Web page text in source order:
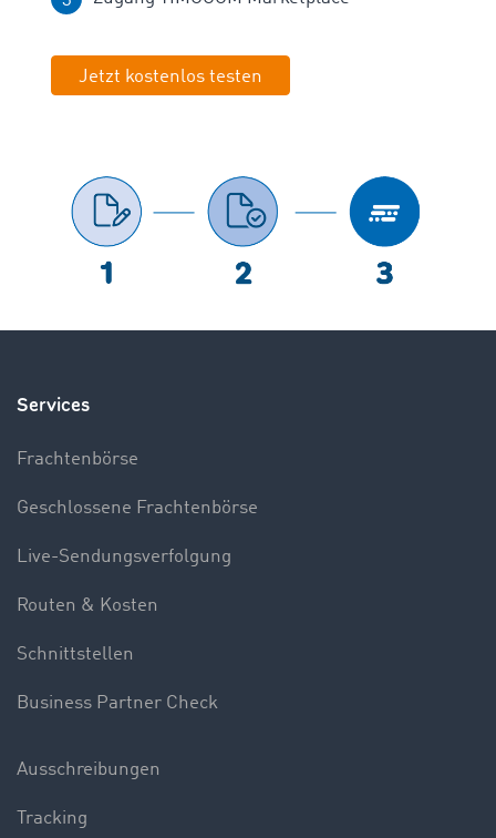
Jetzt kostenlos testen
Services
Frachtenbörse
Geschlossene Frachtenbörse
Live-Sendungsverfolgung
Routen & Kosten
Schnittstellen
Business Partner Check
Ausschreibungen
Tracking